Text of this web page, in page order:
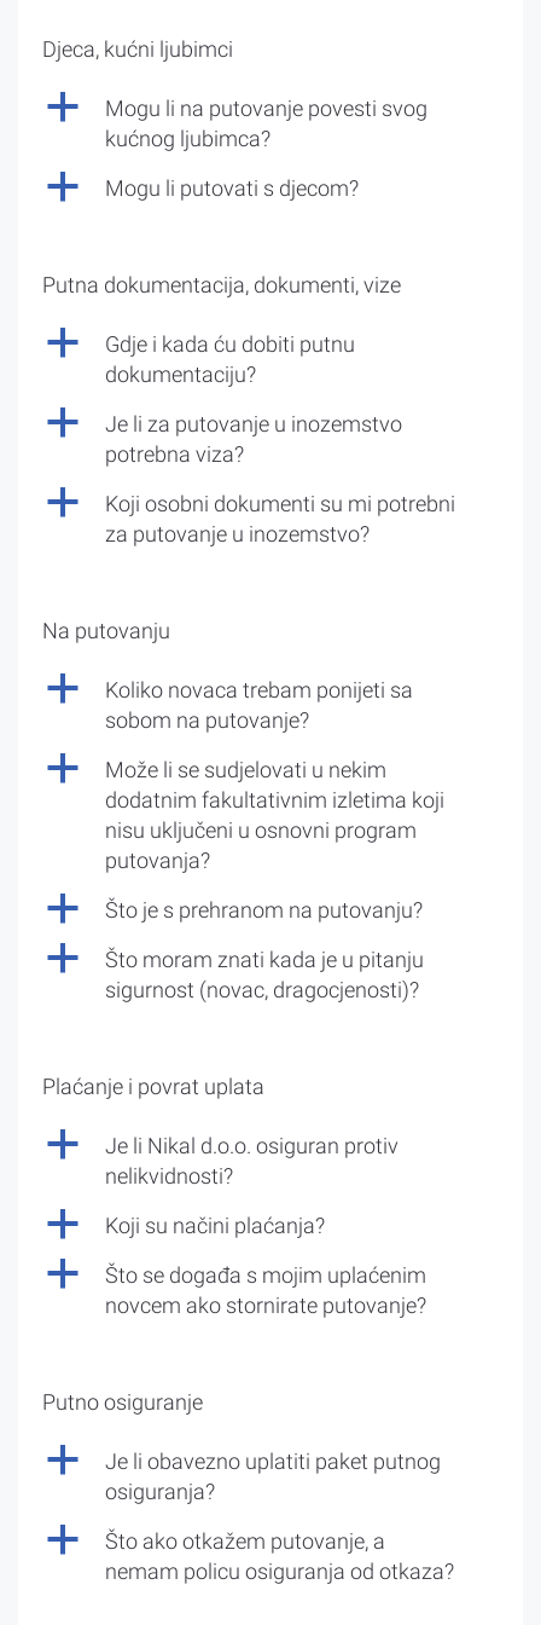
Djeca, kućni ljubimci
a
Mogu li na putovanje povesti svog
kućnog ljubimca?
a Mogu li putovati s djecom?
Putna dokumentacija, dokumenti, vize
a
Gdje i kada ću dobiti putnu
dokumentaciju?
a
Je li za putovanje u inozemstvo
potrebna viza?
a
Koji osobni dokumenti su mi potrebni
za putovanje u inozemstvo?
Na putovanju
a
Koliko novaca trebam ponijeti sa
sobom na putovanje?
a
Može li se sudjelovati u nekim
dodatnim fakultativnim izletima koji
nisu uključeni u osnovni program
putovanja?
a Što je s prehranom na putovanju?
a
Što moram znati kada je u pitanju
sigurnost (novac, dragocjenosti)?
Plaćanje i povrat uplata
a
Je li Nikal d.o.o. osiguran protiv
nelikvidnosti?
a Koji su načini plaćanja?
a
Što se događa s mojim uplaćenim
novcem ako stornirate putovanje?
Putno osiguranje
a
Je li obavezno uplatiti paket putnog
osiguranja?
a
Što ako otkažem putovanje, a
nemam policu osiguranja od otkaza?